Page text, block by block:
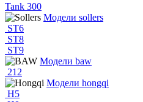
Tank 300
Модели sollers
ST6
ST8
ST9
Модели baw
212
Модели hongqi
H5